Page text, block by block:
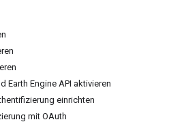
Earth Engine API aktivieren
einrichten
mit OAuth